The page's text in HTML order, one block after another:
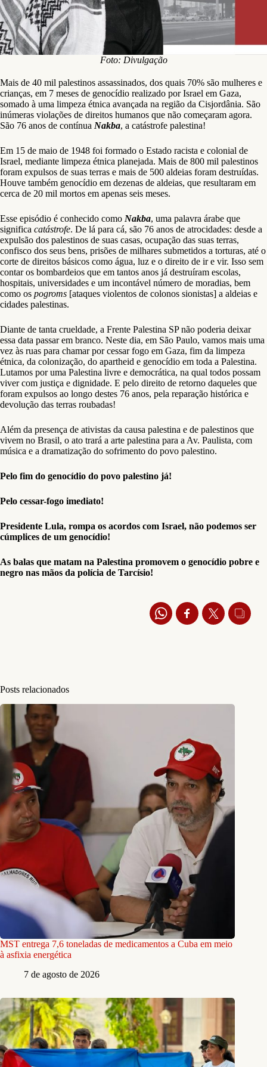
Foto: Divulgação
Mais de 40 mil palestinos assassinados, dos quais 70% são mulheres e
crianças, em 7 meses de genocídio realizado por Israel em Gaza,
somado à uma limpeza étnica avançada na região da Cisjordânia. São
inúmeras violações de direitos humanos que não começaram agora.
São 76 anos de contínua Nakba, a catástrofe palestina!
Em 15 de maio de 1948 foi formado o Estado racista e colonial de
Israel, mediante limpeza étnica planejada. Mais de 800 mil palestinos
foram expulsos de suas terras e mais de 500 aldeias foram destruídas.
Houve também genocídio em dezenas de aldeias, que resultaram em
cerca de 20 mil mortos em apenas seis meses.
Esse episódio é conhecido como Nakba, uma palavra árabe que
significa catástrofe. De lá para cá, são 76 anos de atrocidades: desde a
expulsão dos palestinos de suas casas, ocupação das suas terras,
confisco dos seus bens, prisões de milhares submetidos a torturas, até o
corte de direitos básicos como água, luz e o direito de ir e vir. Isso sem
contar os bombardeios que em tantos anos já destruíram escolas,
hospitais, universidades e um incontável número de moradias, bem
como os pogroms [ataques violentos de colonos sionistas] a aldeias e
cidades palestinas.
Diante de tanta crueldade, a Frente Palestina SP não poderia deixar
essa data passar em branco. Neste dia, em São Paulo, vamos mais uma
vez às ruas para chamar por cessar fogo em Gaza, fim da limpeza
étnica, da colonização, do apartheid e genocídio em toda a Palestina.
Lutamos por uma Palestina livre e democrática, na qual todos possam
viver com justiça e dignidade. E pelo direito de retorno daqueles que
foram expulsos ao longo destes 76 anos, pela reparação histórica e
devolução das terras roubadas!
Além da presença de ativistas da causa palestina e de palestinos que
vivem no Brasil, o ato trará a arte palestina para a Av. Paulista, com
música e a dramatização do sofrimento do povo palestino.
Pelo fim do genocídio do povo palestino já!
Pelo cessar-fogo imediato!
Presidente Lula, rompa os acordos com Israel, não podemos ser
cúmplices de um genocídio!
As balas que matam na Palestina promovem o genocídio pobre e
negro nas mãos da polícia de Tarcísio!
Posts relacionados
MST entrega 7,6 toneladas de medicamentos a Cuba em meio
à asfixia energética
7 de agosto de 2026